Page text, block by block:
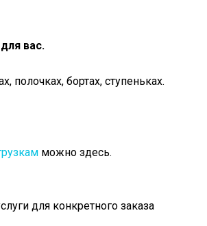
вас.
бортах, ступеньках.
можно здесь.
для конкретного заказа